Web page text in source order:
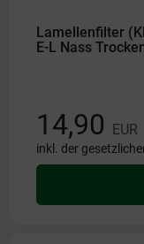
Lamellenfilter
E-L Nass
14,90 EUR
inkl. der